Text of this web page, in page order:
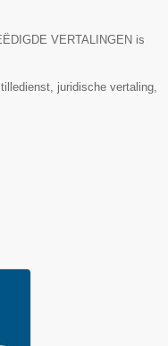
VERTALINGEN is
juridische vertaling,